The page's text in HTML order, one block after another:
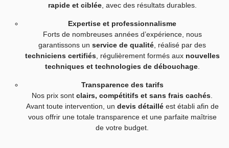
rapide et ciblée, avec des résultats durables.
Expertise et professionnalisme
Forts de nombreuses années d’expérience, nous
garantissons un service de qualité , réalisé par des
techniciens certifiés, régulièrement formés aux nouvelles
techniques et technologies de débouchage.
Transparence des tarifs
Nos prix sont clairs, compétitifs et sans frais cachés
Avant toute intervention, un devis détailléest établi afin de
vous offrir une totale transparence et une parfaite maîtrise
de votre budget.